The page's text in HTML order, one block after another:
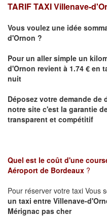
TARIF TAXI Villenave-
Vous voulez une idée
d'Ornon ?
Pour un aller simple un
d'Ornon revient à 1.74 € en
nuit
Déposez votre demande de
notre site c'est la garantie
transparent et compétitif
Quel est le coût d'une
Aéroport de Bordeaux ?
Pour réserver votre taxi Vous
un taxi entre Villenave-
Mérignac pas cher